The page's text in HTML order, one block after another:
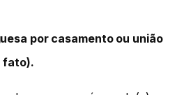
por casamento ou união
fato).